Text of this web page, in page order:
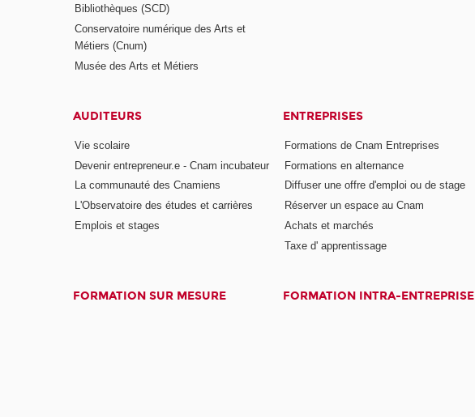
Bibliothèques (SCD)
Conservatoire numérique des Arts et
Métiers (Cnum)
Musée des Arts et Métiers
AUDITEURS
Vie scolaire
Devenir entrepreneur.e - Cnam incubateur
La communauté des Cnamiens
L'Observatoire des études et carrières
Emplois et stages
ENTREPRISES
Formations de Cnam Entreprises
Formations en alternance
Diffuser une offre d'emploi ou de stage
Réserver un espace au Cnam
Achats et marchés
Taxe d' apprentissage
FORMATION SUR MESURE FORMATION INTRA-ENTREPRISE